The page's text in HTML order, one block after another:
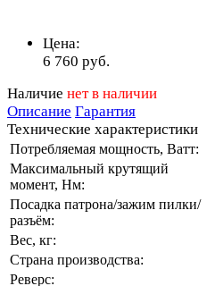
Цена:
6 760 руб.
Наличие нет в наличии
Описание Гарантия
Технические характеристики
Потребляемая мощность, Ватт:
Максимальный крутящий
момент, Нм:
Посадка патрона/зажим пилки/
разъём:
Вес, кг:
Страна производства:
Реверс: